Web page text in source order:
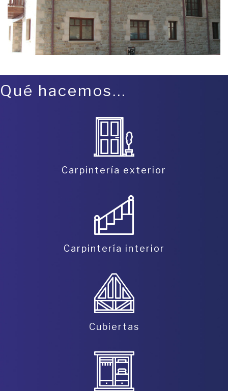
Qué hacemos...
Carpintería exterior
Carpintería interior
Cubiertas